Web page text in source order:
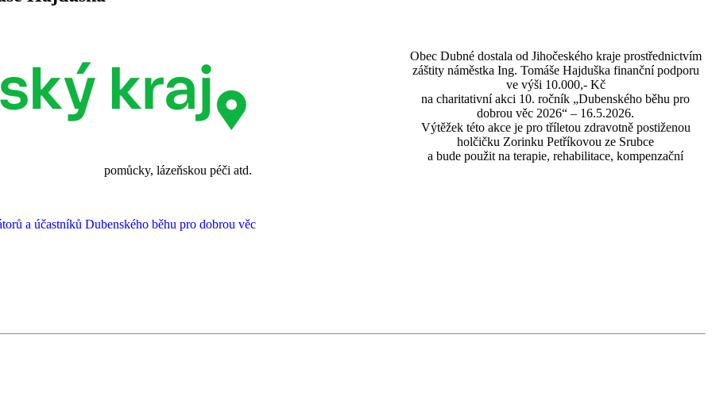
Obec Dubné dostala od Jihočeského kraje prostřednictvím
záštity náměstka Ing. Tomáše Hajduška finanční podporu
ve výši 10.000,- Kč
na charitativní akci 10. ročník „Dubenského běhu pro
dobrou věc 2026“ – 16.5.2026.
Výtěžek této akce je pro tříletou zdravotně postiženou
holčičku Zorinku Petříkovou ze Srubce
a bude použit na terapie, rehabilitace, kompenzační
pomůcky, lázeňskou péči atd.